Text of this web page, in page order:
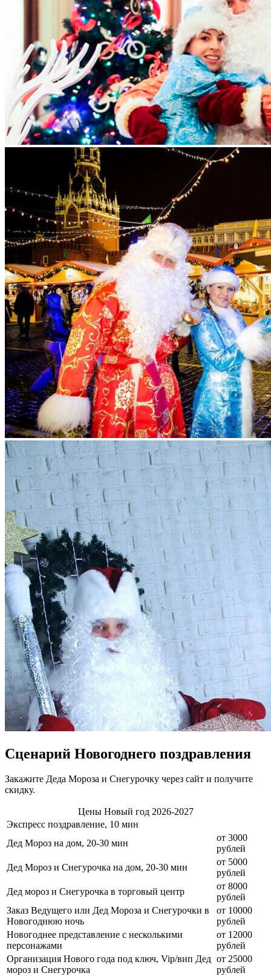
Сценарий Новогоднего поздравления
Закажите Деда Мороза и Снегурочку через сайт и получите
скидку.
Цены Новый год 2026-2027
Экспресс поздравление, 10 мин
Дед Мороз на дом, 20-30 мин
от 3000
рублей
Дед Мороз и Снегурочка на дом, 20-30 мин
от 5000
рублей
Дед мороз и Снегурочка в торговый центр
от 8000
рублей
Заказ Ведущего или Дед Мороза и Снегурочки в
Новогоднюю ночь
от 10000
рублей
Новогоднее представление с несколькими
персонажами
от 12000
рублей
Организация Нового года под ключ, Vip/вип Дед
мороз и Снегурочка
от 25000
рублей